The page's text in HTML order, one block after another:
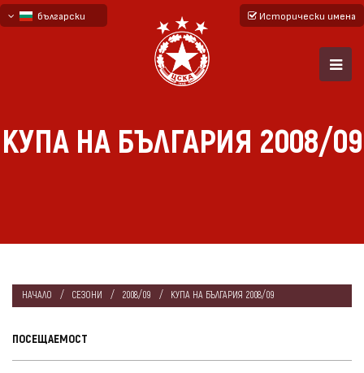
български
Исторически имена
КУПА НА БЪЛГАРИЯ 2008/09
НАЧАЛО СЕЗОНИ 2008/09 КУПА НА БЪЛГАРИЯ 2008/09
ПОСЕЩАЕМОСТ